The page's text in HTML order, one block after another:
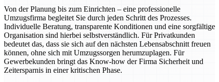
Von der Planung bis zum Einrichten – eine professionelle
Umzugsfirma begleitet Sie durch jeden Schritt des Prozesses.
Individuelle Beratung, transparente Konditionen und eine sorgfältige
Organisation sind hierbei selbstverständlich. Für Privatkunden
bedeutet das, dass sie sich auf den nächsten Lebensabschnitt freuen
können, ohne sich mit Umzugssorgen herumzuplagen. Für
Gewerbekunden bringt das Know-how der Firma Sicherheit und
Zeitersparnis in einer kritischen Phase.